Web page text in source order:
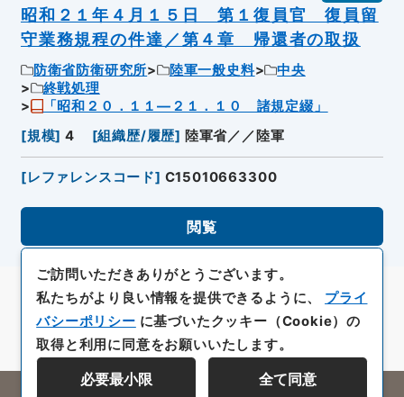
昭和２１年４月１５日 第１復員官 復員留
守業務規程の件達／第４章 帰還者の取扱
防衛省防衛研究所 陸軍一般史料
中央
終戦処理
「昭和２０．１１―２１．１０ 諸規定綴」
[規模] 4 [組織歴/履歴] 陸軍省／／陸軍
[レファレンスコード] C15010663300
閲覧
ご訪問いただきありがとうございます。
私たちがより良い情報を提供できるように、 プライ
バシーポリシー に基づいたクッキー（Cookie）の
取得と利用に同意をお願いいたします。
必要最小限 全て同意